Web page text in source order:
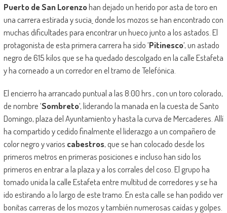
Puerto de San Lorenzohan dejado un herido por asta de toro en
una carrera estirada y sucia donde los mozos se han encontrado con
muchas dificultades para encontrar un hueco junto a los astados. El
protagonista de esta primera carrera ha sido ‘Pitinesco‘, un astado
negro de 615 kilos que se ha quedado descolgado en la calle Estafeta
y ha corneado a un corredor en el tramo de Telefónica.
El encierro ha arrancado puntual a las 8:00 hrs., con un toro colorado,
de nombre ‘Sombreto‘, liderando la manada en la cuesta de Santo
Domingo, plaza del Ayuntamiento y hasta la curva de Mercaderes. Allí
ha compartido y cedido finalmente el liderazgo a un compañero de
color negro y varios cabestros, que se han colocado desde los
primeros metros en primeras posiciones e incluso han sido los
primeros en entrar a la plaza y a los corrales del coso. El grupo ha
tomado unida la calle Estafeta entre multitud de corredores y se ha
ido estirando a lo largo de este tramo. En esta calle se han podido ver
bonitas carreras de los mozos y también numerosas caídas y golpes.